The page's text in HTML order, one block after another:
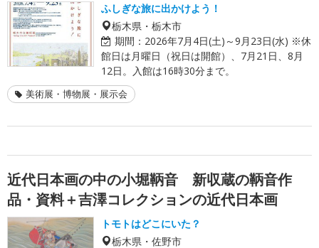
ふしぎな旅に出かけよう！
栃木県・栃木市
期間： 2026年7月4日(土)～9月23日(水) ※休
館日は月曜日（祝日は開館）、7月21日、8月
12日。入館は16時30分まで。
美術展・博物展・展示会
近代日本画の中の小堀鞆音 新収蔵の鞆音作
品・資料＋吉澤コレクションの近代日本画
トモトはどこにいた？
栃木県・佐野市